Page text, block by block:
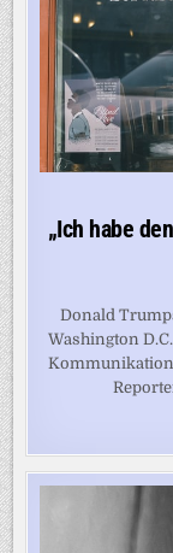
„Ich habe
Donald
Washington